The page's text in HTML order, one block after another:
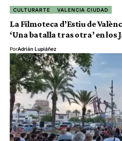
CULTURARTE VALENCIA CIUDAD
La Filmoteca d’Estiu de
‘Una batalla tras otra’ en los
PorAdrián Lupiáñez